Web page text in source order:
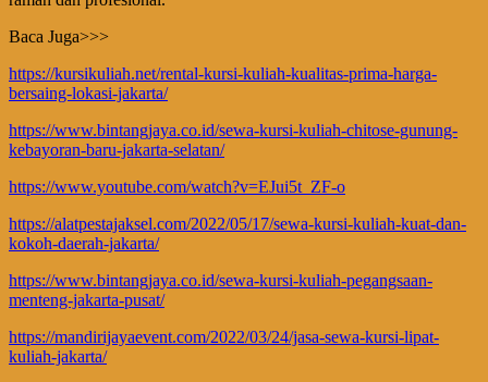
Baca Juga>>>
https://kursikuliah.net/rental-kursi-kuliah-kualitas-prima-harga-
bersaing-lokasi-jakarta/
https://www.bintangjaya.co.id/sewa-kursi-kuliah-chitose-gunung-
kebayoran-baru-jakarta-selatan/
https://www.youtube.com/watch?v=EJui5t_ZF-o
https://alatpestajaksel.com/2022/05/17/sewa-kursi-kuliah-kuat-dan-
kokoh-daerah-jakarta/
https://www.bintangjaya.co.id/sewa-kursi-kuliah-pegangsaan-
menteng-jakarta-pusat/
https://mandirijayaevent.com/2022/03/24/jasa-sewa-kursi-lipat-
kuliah-jakarta/